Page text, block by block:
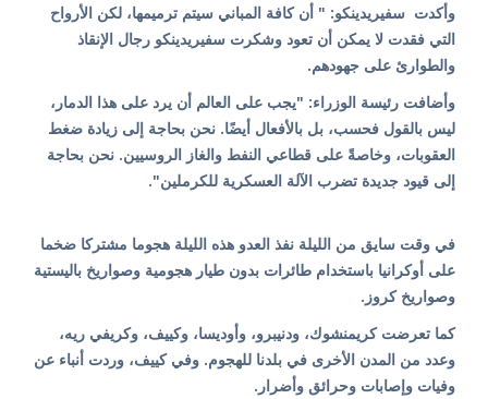
وأكدت سفيريدينكو: " أن كافة المباني سيتم ترميمها، لكن الأرواح
التي فقدت لا يمكن أن تعود وشكرت سفيريدينكو رجال الإنقاذ
والطوارئ على جهودهم.
وأضافت رئيسة الوزراء: "يجب على العالم أن يرد على هذا الدمار،
ليس بالقول فحسب، بل بالأفعال أيضًا. نحن بحاجة إلى زيادة ضغط
العقوبات، وخاصةً على قطاعي النفط والغاز الروسيين. نحن بحاجة
إلى قيود جديدة تضرب الآلة العسكرية للكرملين".
في وقت سايق من الليلة نفذ العدو هذه الليلة هجوما مشتركا ضخما
على أوكرانيا باستخدام طائرات بدون طيار هجومية وصواريخ باليستية
وصواريخ كروز.
كما تعرضت كريمنشوك، ودنيبرو، وأوديسا، وكييف، وكريفي ريه،
وعدد من المدن الأخرى في بلدنا للهجوم. وفي كييف، وردت أنباء عن
وفيات وإصابات وحرائق وأضرار.